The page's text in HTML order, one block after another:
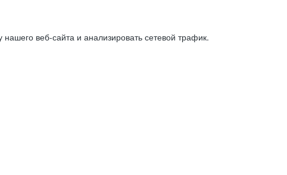
веб-сайта и анализировать сетевой трафик.